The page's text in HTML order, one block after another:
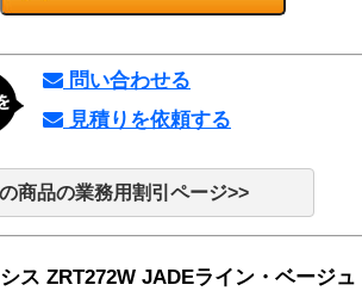
問い合わせる
見積りを依頼する
商品の業務用割引ページ>>
ス ZRT272W JADEライン・ベージュ